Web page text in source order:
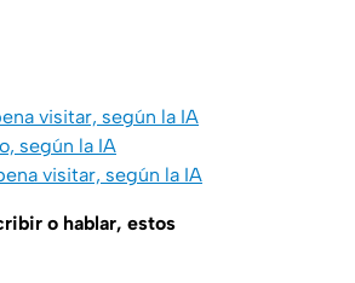
visitar, según la IA
según la IA
visitar, según la IA
o hablar, estos